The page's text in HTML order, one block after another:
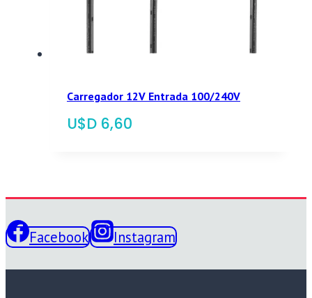
Carregador 12V Entrada 100/240V
$ 6,60
Facebook Instagram